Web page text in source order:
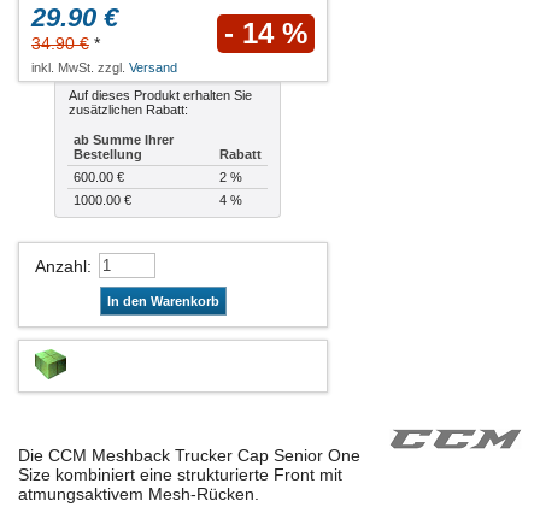
29.90 €
34.90 € * - 14 %
inkl. MwSt. zzgl. Versand
Auf dieses Produkt erhalten Sie
zusätzlichen Rabatt:
ab Summe Ihrer
Bestellung
Rabatt
600.00 €
2 %
1000.00 €
4 %
Anzahl:
In den Warenkorb
Die CCM Meshback Trucker Cap Senior One
Size kombiniert eine strukturierte Front mit
atmungsaktivem Mesh-Rücken.